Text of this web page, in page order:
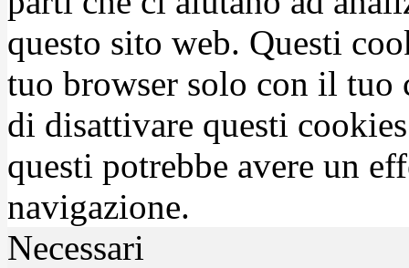
questo sito web. Questi
tuo browser solo con il tuo
di disattivare questi
questi potrebbe avere un
navigazione.
Necessari